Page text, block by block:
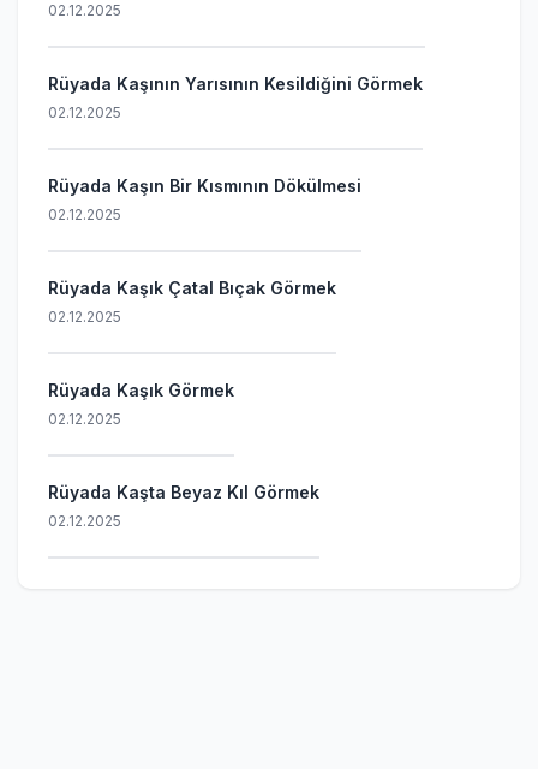
02.12.2025
Rüyada Kaşının Yarısının Kesildiğini Görmek
02.12.2025
Rüyada Kaşın Bir Kısmının Dökülmesi
02.12.2025
Rüyada Kaşık Çatal Bıçak Görmek
02.12.2025
Rüyada Kaşık Görmek
02.12.2025
Rüyada Kaşta Beyaz Kıl Görmek
02.12.2025